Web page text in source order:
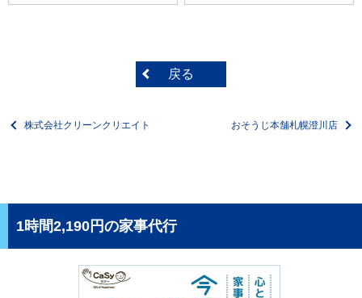
戻る
株式会社クリーンクリエイト おそうじ本舗札幌澄川店
1時間2,190円の家事代行